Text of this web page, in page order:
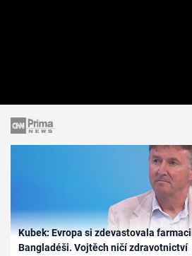
Kubek: Evropa si zdevastovala
Bangladéši. Vojtěch ničí zdravotnictví